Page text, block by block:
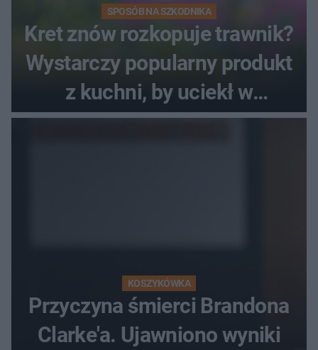
SPOSÓB NA SZKODNIKA
Kret znów rozkopuje trawnik?
Wystarczy popularny produkt
z kuchni, by uciekł w
popłochu
KOSZYKÓWKA
Przyczyna śmierci Brandona
Clarke'a. Ujawniono wyniki